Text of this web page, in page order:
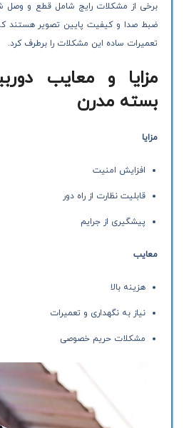
برخی از مشکلات رایج شامل قطع و وصل
ضبط صدا و کیفیت پایین تصویر هستند
تعمیرات ساده این مشکلات را برطرف کرد.
مزایا و معایب
بسته مدرن
مزایا
افزایش امنیت
قابلیت نظارت از راه دور
پیشگیری از جرایم
معایب
هزینه بالا
نیاز به نگهداری و تعمیرات
مشکلات حریم خصوصی